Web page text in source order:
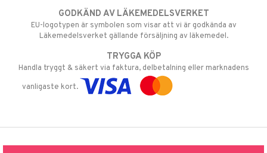
GODKÄND AV LÄKEMEDELSVERKET
EU-logotypen är symbolen som visar att vi är godkända av
Läkemedelsverket gällande försäljning av läkemedel.
TRYGGA KÖP
Handla tryggt & säkert via faktura, delbetalning eller marknadens
vanligaste kort.